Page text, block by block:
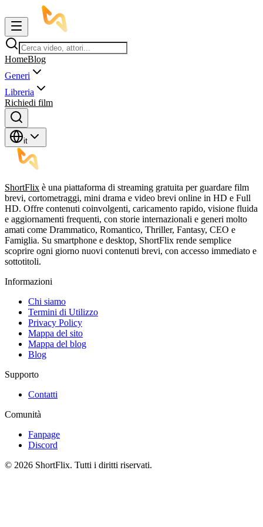
HomeBlog
Generi
Libreria
Richiedi film
it
ShortFlix è una piattaforma di streaming gratuita per guardare film
brevi, cortometraggi, mini drama e video brevi online in HD e Full
HD. Offre contenuti coinvolgenti, caricamento rapido, visione fluida
e aggiornamenti frequenti, con storie internazionali e generi molto
amati come Drammatico, Romantico, Thriller, Fantasy, CEO e
Famiglia. Su smartphone e desktop, ShortFlix rende semplice
scoprire ogni giorno nuovi contenuti brevi, con accesso immediato e
sottotitoli.
Informazioni
Chi siamo
Termini di Utilizzo
Privacy Policy
Mappa del sito
Mappa del blog
Blog
Supporto
Contatti
Comunità
Fanpage
Discord
© 2026 ShortFlix. Tutti i diritti riservati.